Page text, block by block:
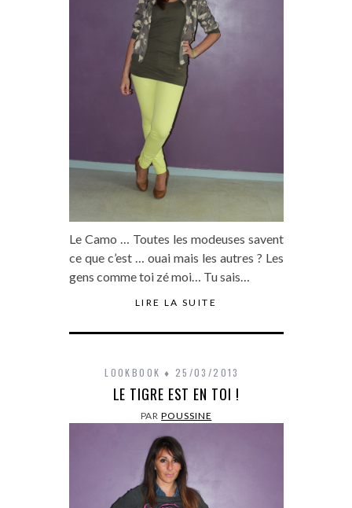
Le Camo … Toutes les modeuses savent
ce que c’est … ouai mais les autres ? Les
gens comme toi zé moi… Tu sais…
LIRE LA SUITE
LOOKBOOK 25/03/2013
LE TIGRE EST EN TOI !
PARPOUSSINE